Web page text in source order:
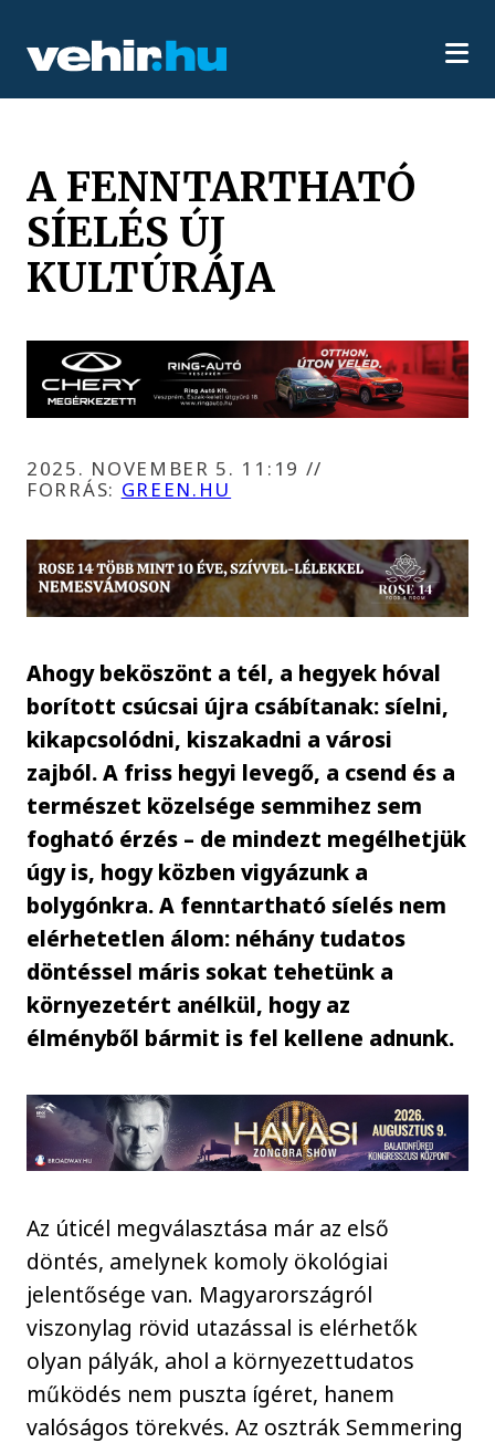
A FENNTARTHATÓ
SÍELÉS ÚJ
KULTÚRÁJA
2025. NOVEMBER 5. 11:19 //
FORRÁS: GREEN.HU
Ahogy beköszönt a tél, a hegyek hóval
borított csúcsai újra csábítanak: síelni,
kikapcsolódni, kiszakadni a városi
zajból. A friss hegyi levegő, a csend és a
természet közelsége semmihez sem
fogható érzés – de mindezt megélhetjük
úgy is, hogy közben vigyázunk a
bolygónkra. A fenntartható síelés nem
elérhetetlen álom: néhány tudatos
döntéssel máris sokat tehetünk a
környezetért anélkül, hogy az
élményből bármit is fel kellene adnunk.
Az úticél megválasztása már az első
döntés, amelynek komoly ökológiai
jelentősége van. Magyarországról
viszonylag rövid utazással is elérhetők
olyan pályák, ahol a környezettudatos
működés nem puszta ígéret, hanem
valóságos törekvés. Az osztrák Semmering